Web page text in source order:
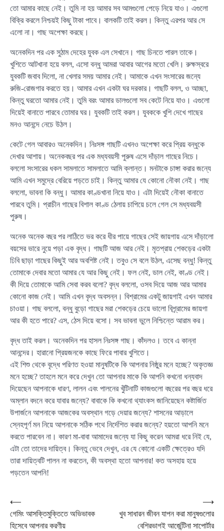
তো আমার কাছে নেই। তুমি না হয় আমার সব আমগুলো পেড়ে নিয়ে যাও। এগুলো
বিক্রি করলে নিশ্চয়ই কিছু টাকা পাবে। বালকটি তাই করল। কিন্তু এরপর আর সে
এলো না। গাছ অপেক্ষা করছে।
অনেকদিন পর এক সুঠাম দেহের যুবক এল সেখানে। গাছ চিনতে পারল তাকে।
খুশিতে আটখানা হয়ে বলল, এসো বন্ধু আমরা আবার আগের মতো খেলি। রুক্ষস্বরে
যুবকটি জবাব দিলো, না খেলার সময় আমার নেই। আমাকে এখন সংসারের জন্যে
রুজি-রোজগার করতে হয়। আমার এখন একটা ঘর দরকার। গাছটি বলল, ও আচ্ছা,
কিন্তু ঘরতো আমার নেই। তুমি বরং আমার ডালগুলো সব কেটে নিয়ে যাও। এগুলো
দিয়েই বানাতে পারবে তোমার ঘর। যুবকটি তাই করল। যুবককে খুশি দেখে গাছের
মনও আনন্দে নেচে উঠল।
কেটে গেল আবারও অনেকদিন। নিঃসঙ্গ গাছটি এখনও অপেক্ষা করে প্রিয় বন্ধুকে
দেখার আশায়। অনেকবছর পর এক মধ্যবয়সী পুরুষ এসে দাঁড়াল গাছের নিচে।
বললো সংসারের ধকল সামলাতে সামলাতে আমি ক্লান্ত। মনটাকে চাঙ্গা করার জন্যে
আমি এখন সমুদ্রে বেরিয়ে পড়তে চাই। কিন্তু আমার যে কোনো নৌকা নেই। গাছ
বললো, ভাবনা কি বন্ধু। আমার কাণ্ডখানা নিয়ে যাও। এটা দিয়েই নৌকা বানাতে
পারবে তুমি। প্রাচীন গাছের বিশাল কাণ্ড ঠেলায় চাপিয়ে চলে গেল সে মধ্যবয়সী
পুরুষ।
অনেক অনেক বছর পর লাঠিতে ভর করে ধীর পায়ে গাছের সেই জায়গায় এসে দাঁড়ালো
বয়সের ভারে নুয়ে পড়া এক বৃদ্ধ। গাছটি আজ আর নেই। মৃতপ্রায় শেকড়ের একটা
ঢিবি ছাড়া গাছের কিছুই আর অবশিষ্ট নেই। তবুও সে বলে উঠল, এসেছ বন্ধু! কিন্তু
তোমাকে দেবার মতো আমার যে আর কিছু নেই। ফল নেই, ডাল নেই, কাণ্ড নেই।
কী দিয়ে তোমাকে আমি সেবা করব বলো? বৃদ্ধ বললো, ওসব দিয়ে আজ আর আমার
কোনো কাজ নেই। আমি এখন বৃদ্ধ অবসন্ন। বিশ্রামের একটু জায়গাই এখন আমার
চাওয়া। গাছ বললো, বন্ধু বুড়ো গাছের মরা শেকড়ের চেয়ে ভালো বিশ্র্রামের জায়গা
আর কী হতে পারে? এস, ঠেস দিয়ে বসো। সব ভাবনা ভুলে নিশ্চিন্তে আরাম কর।
বৃদ্ধ তাই করল। অনেকদিন পর হাসল নিঃসঙ্গ গাছ। কাঁদলও। তবে এ কান্না
আনন্দের। হারানো প্রিয়জনকে কাছে ফিরে পাবার খুশিতে।
এই শিশু থেকে বৃদ্ধে পরিণত হওয়া মানুষটিকে কি আপনার নিষ্ঠুর মনে হচ্ছে? অকৃতজ্ঞ
মনে হচ্ছে? তাহলে মনে করে দেখুন তো আপনার মাকে কি আপনি কখনো ধন্যবাদ
দিয়েছেন আপনাকে ধারণ, লালন এবং পালনের খুঁটিনাটি কাজগুলো বছরের পর বছর ধরে
অম্লান বদনে করে যাবার জন্যে? বাবাকে কি কখনো থ্যাংকস জানিয়েছেন কষ্টার্জিত
উপার্জনে আপনাকে আজকের অবস্থান গড়ে দেয়ার জন্যে? শাসনের আড়ালে
স্নেহপূর্ণ মন নিয়ে আপনাকে সঠিক পথে নির্দেশিত করার জন্যে? হয়তো আপনি মনে
করতে পারবেন না। কারণ মা-বাবা আমাদের জন্যে যা কিছু করেন আমরা ধরে নিই যে,
এটা তো তাদের দায়িত্ব। কিন্তু ভেবে দেখুন, এর যে কোনো একটি ক্ষেত্রেও যদি
তারা দায়িত্বটি পালন না করতেন, কী অবস্থা হতো আপনার! কত অসহায় হয়ে
পড়তেন আপনি!
Post
navigation
⟵
গেমিং আসক্তিমুক্তিতে অভিভাবক
হিসেবে আপনার করণীয়
খুব সাধারন জীবন যাপন করা মানুষগুলোর
বেশিরভাগই আর্জেন্টিনা সাপোর্টার
⟶